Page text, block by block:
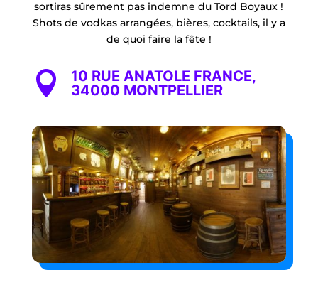
sortiras sûrement pas indemne du Tord Boyaux !
Shots de vodkas arrangées, bières, cocktails, il y a
de quoi faire la fête !

10 RUE ANATOLE FRANCE,
34000 MONTPELLIER